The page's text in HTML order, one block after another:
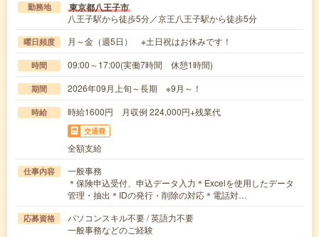
勤務地 東京都八王子市
八王子駅から徒歩5分／京王八王子駅から徒歩5分
曜日頻度 月～金（週5日） ※土日祝はお休みです！
時間 09:00～17:00(実働7時間 休憩1時間)
期間 2026年09月上旬～長期 ※9月～！
時給 時給1600円 月収例 224,000円+残業代
交通費
全額支給
仕事内容
一般事務
＊保険申込受付、申込データ入力＊Excelを使用したデータ
管理・抽出＊IDの発行・削除の対応＊電話対…
応募資格
パソコンスキル不要 / 英語力不要
一般事務などのご経験